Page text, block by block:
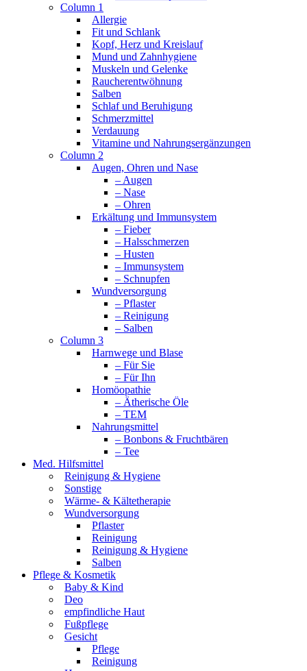
Column 1
Allergie
Fit und Schlank
Kopf, Herz und Kreislauf
Mund und Zahnhygiene
Muskeln und Gelenke
Raucherentwöhnung
Salben
Schlaf und Beruhigung
Schmerzmittel
Verdauung
Vitamine und Nahrungsergänzungen
Column 2
Augen, Ohren und Nase
– Augen
– Nase
– Ohren
Erkältung und Immunsystem
– Fieber
– Halsschmerzen
– Husten
– Immunsystem
– Schnupfen
Wundversorgung
– Pflaster
– Reinigung
– Salben
Column 3
Harnwege und Blase
– Für Sie
– Für Ihn
Homöopathie
– Ätherische Öle
– TEM
Nahrungsmittel
– Bonbons & Fruchtbären
– Tee
Med. Hilfsmittel
Reinigung & Hygiene
Sonstige
Wärme- & Kältetherapie
Wundversorgung
Pflaster
Reinigung
Reinigung & Hygiene
Salben
Pflege & Kosmetik
Baby & Kind
Deo
empfindliche Haut
Fußpflege
Gesicht
Pflege
Reinigung